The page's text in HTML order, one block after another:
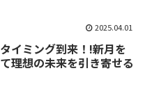
2025.04.01
イミング到来！!新月を
理想の未来を引き寄せる